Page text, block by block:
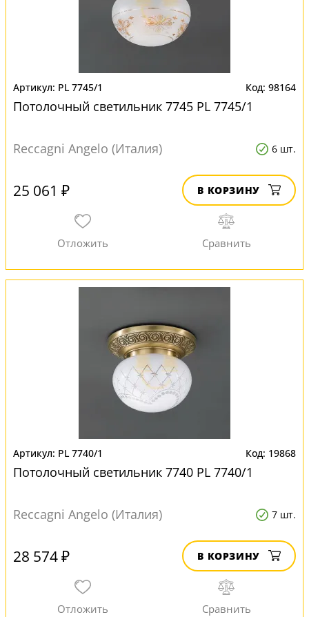
PL 7745/1 98164
Потолочный светильник 7745 PL 7745/1
Reccagni Angelo (Италия) 6 шт.
25 061 ₽ В КОРЗИНУ
PL 7740/1 19868
Потолочный светильник 7740 PL 7740/1
Reccagni Angelo (Италия) 7 шт.
28 574 ₽ В КОРЗИНУ